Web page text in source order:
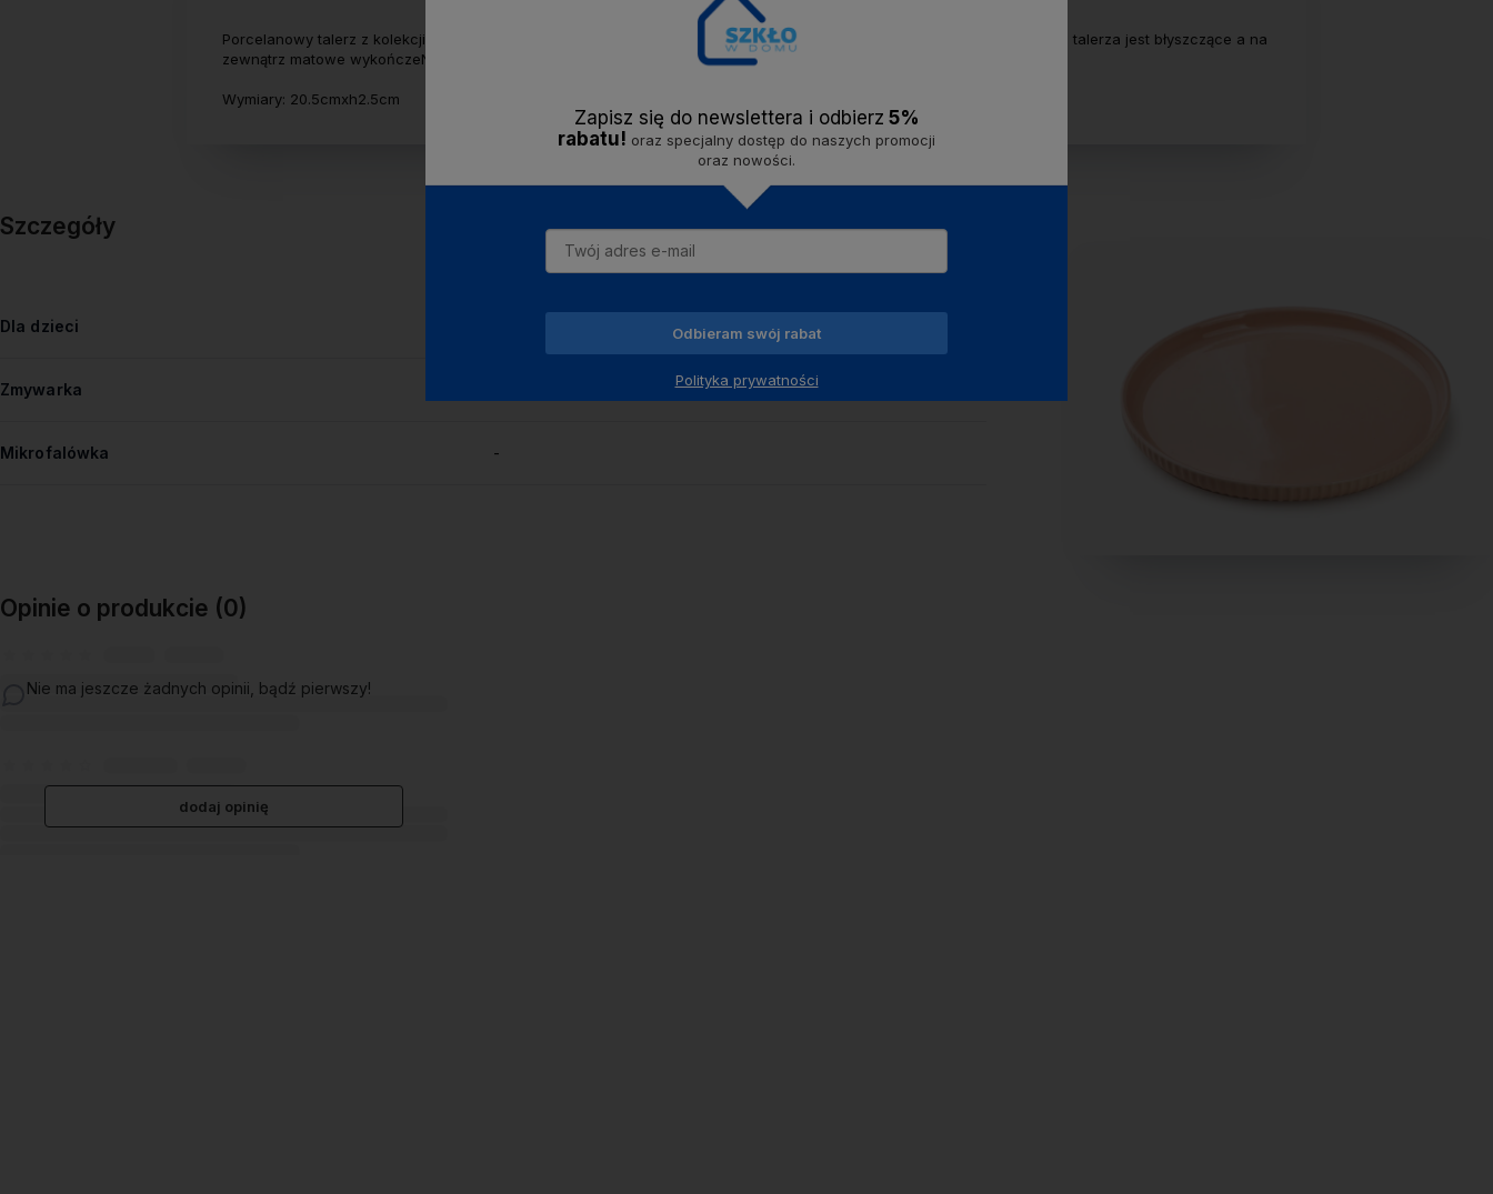
Porcelanowy talerz z kolekcji SHIVONNE marki AFFEKDESIGN by MONDEX. Nowoczesny, unikalny kształt i faktura. Wnętrze talerza jest błyszczące a na
zewnątrz matowe wykończeNie. Nadaje się do używania w zmywarce i kuchence mikrofalowej.
Wymiary: 20.5cmxh2.5cm
Szczegóły
Dla dzieci
Zmywarka
Mikrofalówka -
Opinie o produkcie (0)
Nie ma jeszcze żadnych opinii, bądź pierwszy!
dodaj opinię
Zapisz się do newslettera i odbierz 5%
rabatu! oraz specjalny dostęp do naszych promocji
oraz nowości.
Odbieram swój rabat
Polityka prywatności